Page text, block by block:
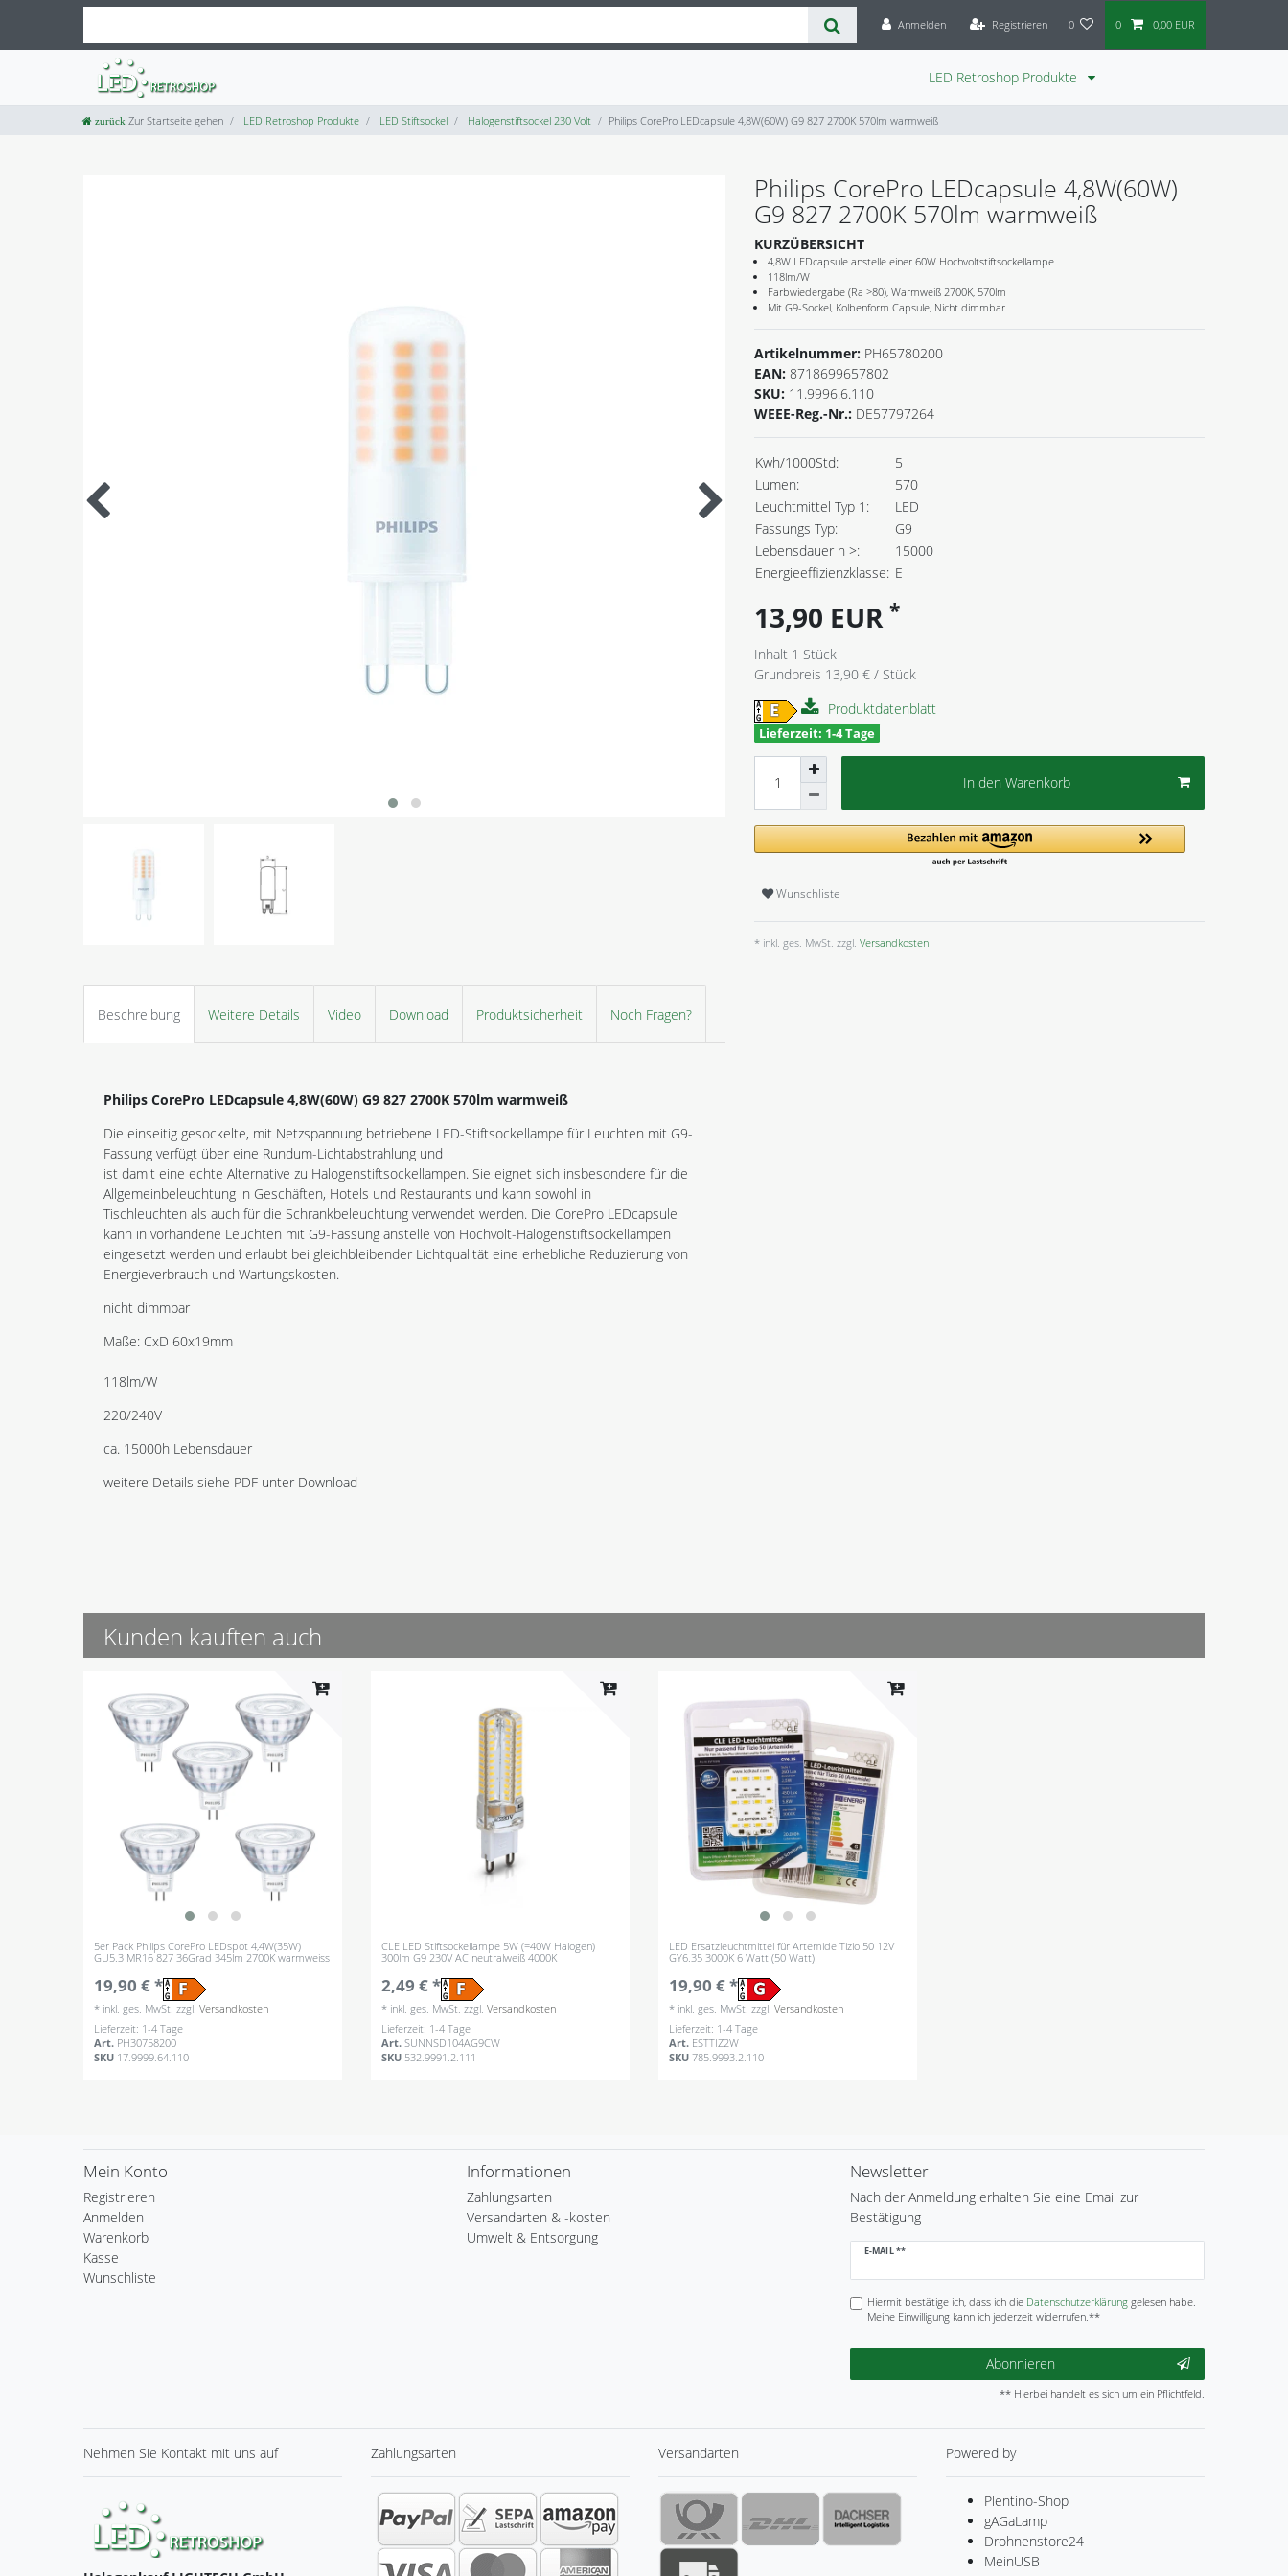
Anmelden Registrieren 0 0 0,00 EUR
LED Retroshop Produkte
Zur Startseite gehen LED Retroshop Produkte LED Stiftsockel Halogenstiftsockel 230 Volt Philips CorePro LEDcapsule 4,8W(60W) G9 827 2700K 570lm warmweiß
Beschreibung Weitere Details Video Download Produktsicherheit Noch Fragen?
Philips CorePro LEDcapsule 4,8W(60W) G9 827 2700K 570lm warmweiß
Die einseitig gesockelte, mit Netzspannung betriebene LED-Stiftsockellampe für Leuchten mit G9-
Fassung verfügt über eine Rundum-Lichtabstrahlung und
ist damit eine echte Alternative zu Halogenstiftsockellampen. Sie eignet sich insbesondere für die
Allgemeinbeleuchtung in Geschäften, Hotels und Restaurants und kann sowohl in
Tischleuchten als auch für die Schrankbeleuchtung verwendet werden. Die CorePro LEDcapsule
kann in vorhandene Leuchten mit G9-Fassung anstelle von Hochvolt-Halogenstiftsockellampen
eingesetzt werden und erlaubt bei gleichbleibender Lichtqualität eine erhebliche Reduzierung von
Energieverbrauch und Wartungskosten.
nicht dimmbar
Maße: CxD 60x19mm
118lm/W
220/240V
ca. 15000h Lebensdauer
weitere Details siehe PDF unter Download
Philips CorePro LEDcapsule 4,8W(60W)
G9 827 2700K 570lm warmweiß
KURZÜBERSICHT
4,8W LEDcapsule anstelle einer 60W Hochvoltstiftsockellampe
118lm/W
Farbwiedergabe (Ra >80), Warmweiß 2700K, 570lm
Mit G9-Sockel, Kolbenform Capsule, Nicht dimmbar
Artikelnummer: PH65780200
EAN: 8718699657802
SKU: 11.9996.6.110
WEEE-Reg.-Nr.: DE57797264
Kwh/1000Std:
5
Lumen:
570
Leuchtmittel Typ 1:
LED
Fassungs Typ:
G9
Lebensdauer h >:
15000
Energieeffizienzklasse: E
13,90 EUR *
Inhalt 1 Stück
Grundpreis 13,90 € / Stück
Produktdatenblatt
Lieferzeit: 1-4 Tage
In den Warenkorb
Wunschliste
* inkl. ges. MwSt. zzgl. Versandkosten
Kunden kauften auch
5er Pack Philips CorePro LEDspot 4,4W(35W)
GU5.3 MR16 827 36Grad 345lm 2700K warmweiss
19,90 € *
* inkl. ges. MwSt. zzgl.Versandkosten
Lieferzeit: 1-4 Tage
Art. PH30758200
SKU 17.9999.64.110
CLE LED Stiftsockellampe 5W (=40W Halogen)
300lm G9 230V AC neutralweiß 4000K
2,49 € *
* inkl. ges. MwSt. zzgl.Versandkosten
Lieferzeit: 1-4 Tage
Art.SUNNSD104AG9CW
SKU 532.9991.2.111
LED Ersatzleuchtmittel für Artemide Tizio 50 12V
GY6.35 3000K 6 Watt (50 Watt)
19,90 € *
* inkl. ges. MwSt. zzgl.Versandkosten
Lieferzeit: 1-4 Tage
Art. ESTTIZ2W
SKU785.9993.2.110
Mein Konto
Registrieren
Anmelden
Warenkorb
Kasse
Wunschliste
Informationen
Zahlungsarten
Versandarten & -kosten
Umwelt & Entsorgung
Newsletter
Nach der Anmeldung erhalten Sie eine Email zur
Bestätigung
E-MAIL **
Newsletter
Hiermit bestätige ich, dass ich die Daten­schutz­erklärunggelesen habe.
Meine Einwilligung kann ich jederzeit widerrufen.**
Abonnieren
** Hierbei handelt es sich um ein Pflichtfeld.
Nehmen Sie Kontakt mit uns auf Zahlungsarten Versandarten Powered by
Plentino-Shop
gAGaLamp
Drohnenstore24
MeinUSB